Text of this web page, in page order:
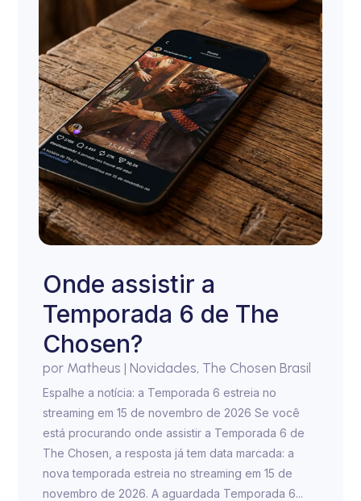
Onde assistir a
Temporada 6 de The
Chosen?
por Matheus | Novidades, The Chosen Brasil
Espalhe a notícia: a Temporada 6 estreia no
streaming em 15 de novembro de 2026 Se você
está procurando onde assistir a Temporada 6 de
The Chosen, a resposta já tem data marcada: a
nova temporada estreia no streaming em 15 de
novembro de 2026. A aguardada Temporada 6...